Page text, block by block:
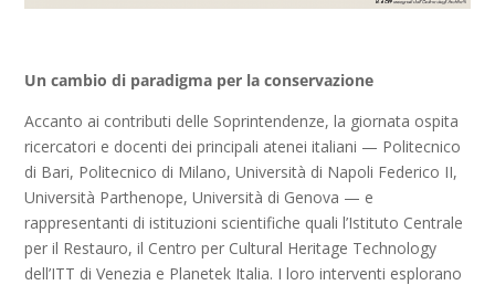
Un cambio di paradigma per la conservazione
Accanto ai contributi delle Soprintendenze, la giornata ospita
ricercatori e docenti dei principali atenei italiani — Politecnico
di Bari, Politecnico di Milano, Università di Napoli Federico II,
Università Parthenope, Università di Genova — e
rappresentanti di istituzioni scientifiche quali l’Istituto Centrale
per il Restauro, il Centro per Cultural Heritage Technology
dell’ITT di Venezia e Planetek Italia. I loro interventi esplorano